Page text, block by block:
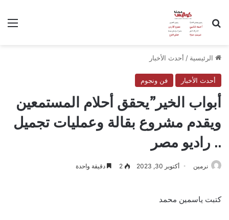
بحث عن
الرئيسية / أحدث الأخبار
أحدث الأخبار فن ونجوم
أبواب الخير”يحقق أحلام المستمعين
ويقدم مشروع بقالة وعمليات تجميل
.. راديو مصر
نرمين أكتوبر 30, 2023 2 دقيقة واحدة
كتبت ياسمين محمد